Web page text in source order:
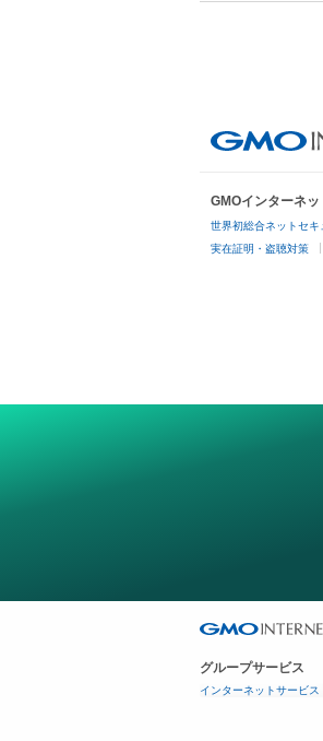
GMOインターネ
世界初総合ネットセキ
実在証明・盗聴対策
グループサービス
インターネットサービス